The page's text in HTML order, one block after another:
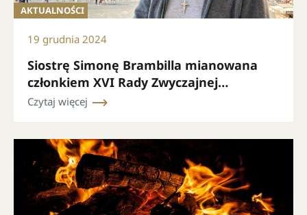
AKTUALNOŚCI
19 grudnia 2024
Siostrę Simonę Brambilla mianowana
członkiem XVI Rady Zwyczajnej
Sekretariatu Generalnego Synodu
Czytaj więcej